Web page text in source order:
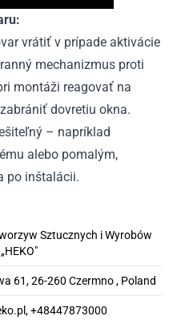
vrátiť v prípade aktivácie
mechanizmus proti
montáži reagovať na
dovretiu okna.
– napríklad
alebo pomalým,
po inštalácii.
Sztucznych i Wyrobów
61, 26-260 Czermno , Poland
+48447873000